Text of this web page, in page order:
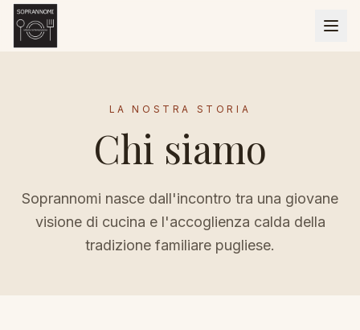
LA NOSTRA STORIA
Chi siamo
Soprannomi nasce dall'incontro tra una giovane
visione di cucina e l'accoglienza calda della
tradizione familiare pugliese.